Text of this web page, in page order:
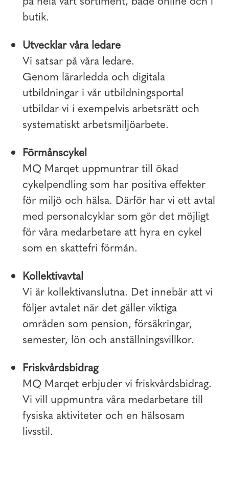
butik.
Utvecklar våra ledare
Vi satsar på våra ledare.
Genom lärarledda och digitala
utbildningar i vår utbildningsportal
utbildar vi i exempelvis arbetsrätt och
systematiskt arbetsmiljöarbete.
Förmånscykel
MQ Marqet uppmuntrar till ökad
cykelpendling som har positiva effekter
för miljö och hälsa. Därför har vi ett avtal
med personalcyklar som gör det möjligt
för våra medarbetare att hyra en cykel
som en skattefri förmån.
Kollektivavtal
Vi är kollektivanslutna. Det innebär att vi
följer avtalet när det gäller viktiga
områden som pension, försäkringar,
semester, lön och anställningsvillkor.
Friskvårdsbidrag
MQ Marqet erbjuder vi friskvårdsbidrag.
Vi vill uppmuntra våra medarbetare till
fysiska aktiviteter och en hälsosam
livsstil.